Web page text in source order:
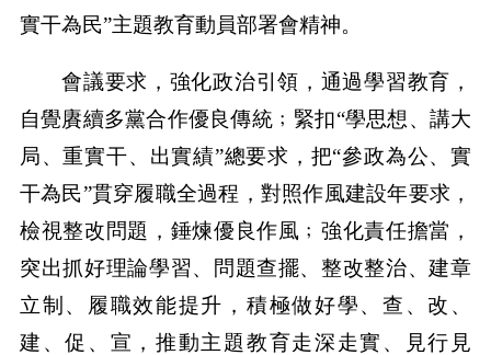
實干為民”主題教育動員部署會精神。
會議要求，強化政治引領，通過學習教育，
自覺賡續多黨合作優良傳統﹔緊扣“學思想、講大
局、重實干、出實績”總要求，把“參政為公、實
干為民”貫穿履職全過程，對照作風建設年要求，
檢視整改問題，錘煉優良作風﹔強化責任擔當，
突出抓好理論學習、問題查擺、整改整治、建章
立制、履職效能提升，積極做好學、查、改、
建、促、宣，推動主題教育走深走實、見行見